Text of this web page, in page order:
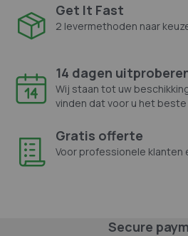
Get It Fast
2 levermethoden naar
14 dagen
Wij staan tot uw
vinden dat voor u het beste
Gratis offerte
Voor professionele klanten
Secure